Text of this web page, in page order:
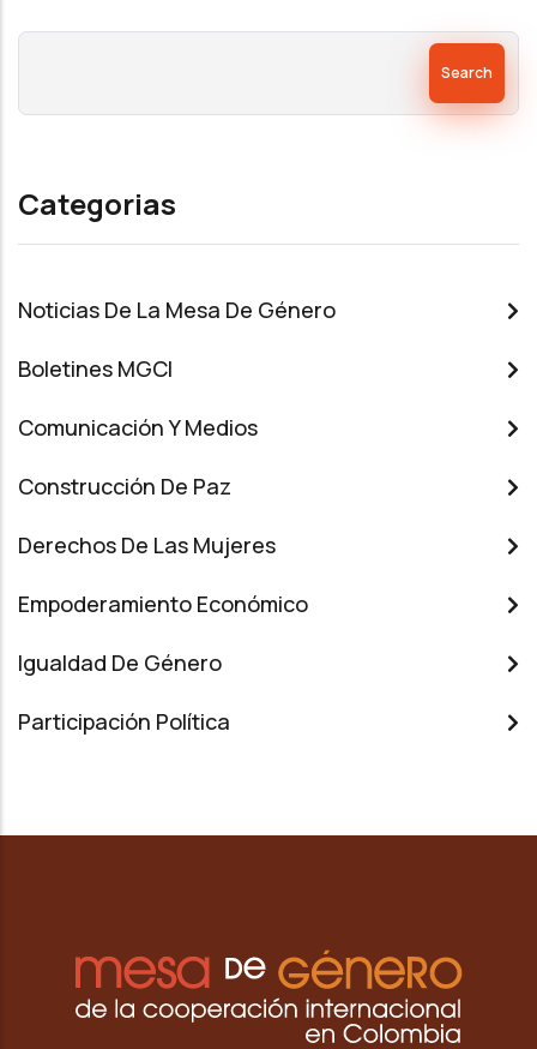
Categorias
Noticias De La Mesa De Género
Boletines MGCI
Comunicación Y Medios
Construcción De Paz
Derechos De Las Mujeres
Empoderamiento Económico
Igualdad De Género
Participación Política